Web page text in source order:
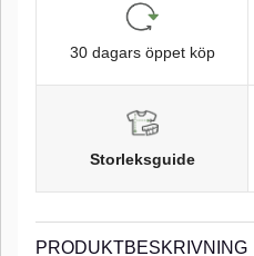
30 dagars öppet köp
Storleksguide
PRODUKTBESKRIVNING